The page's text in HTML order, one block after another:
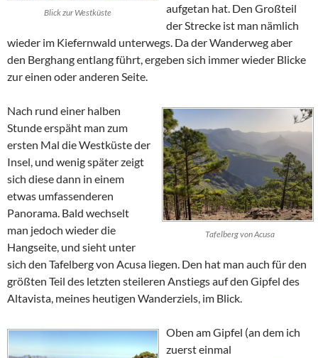
Blick zur Westküste
aufgetan hat. Den Großteil
der Strecke ist man nämlich
wieder im Kiefernwald unterwegs. Da der Wanderweg aber
den Berghang entlang führt, ergeben sich immer wieder Blicke
zur einen oder anderen Seite.
Tafelberg von Acusa
Nach rund einer halben
Stunde erspäht man zum
ersten Mal die Westküste der
Insel, und wenig später zeigt
sich diese dann in einem
etwas umfassenderen
Panorama. Bald wechselt
man jedoch wieder die
Hangseite, und sieht unter
sich den Tafelberg von Acusa liegen. Den hat man auch für den
größten Teil des letzten steileren Anstiegs auf den Gipfel des
Altavista , meines heutigen Wanderziels, im Blick.
Oben am Gipfel (an dem ich
zuerst einmal